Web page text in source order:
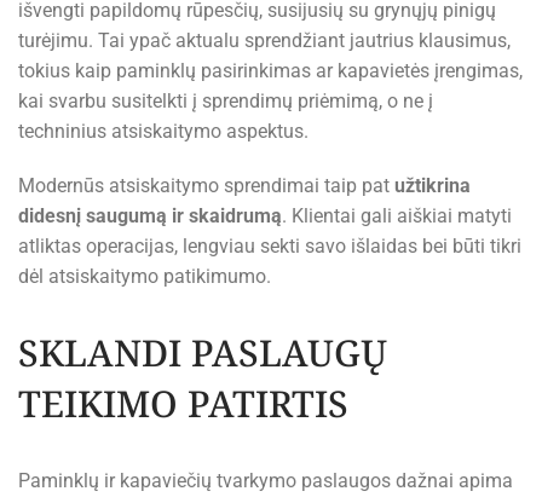
išvengti papildomų rūpesčių, susijusių su grynųjų pinigų
turėjimu. Tai ypač aktualu sprendžiant jautrius klausimus,
tokius kaip paminklų pasirinkimas ar kapavietės įrengimas,
kai svarbu susitelkti į sprendimų priėmimą, o ne į
techninius atsiskaitymo aspektus.
Modernūs atsiskaitymo sprendimai taip pat užtikrina
didesnį saugumą ir skaidrumą. Klientai gali aiškiai matyti
atliktas operacijas, lengviau sekti savo išlaidas bei būti tikri
dėl atsiskaitymo patikimumo.
SKLANDI PASLAUGŲ
TEIKIMO PATIRTIS
Paminklų ir kapaviečių tvarkymo paslaugos dažnai apima